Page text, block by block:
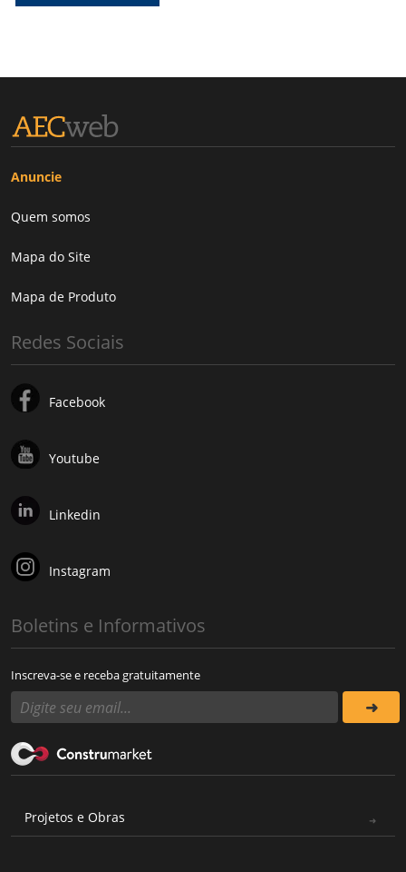
Anuncie
Quem somos
Mapa do Site
Mapa de Produto
Redes Sociais
Facebook
Youtube
Linkedin
Instagram
Boletins e Informativos
Inscreva-se e receba gratuitamente
Projetos e Obras